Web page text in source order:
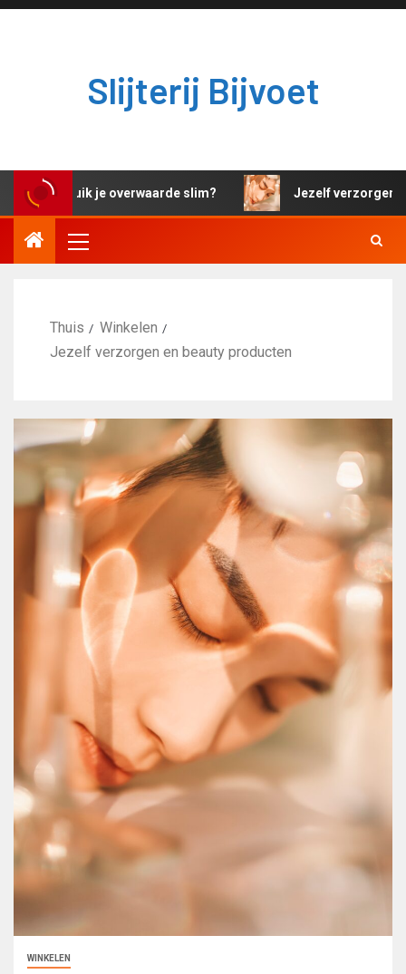
Slijterij Bijvoet
Hoe gebruik je overwaarde slim? Jezelf verzorgen en
Thuis
Winkelen
Jezelf verzorgen en beauty producten
WINKELEN